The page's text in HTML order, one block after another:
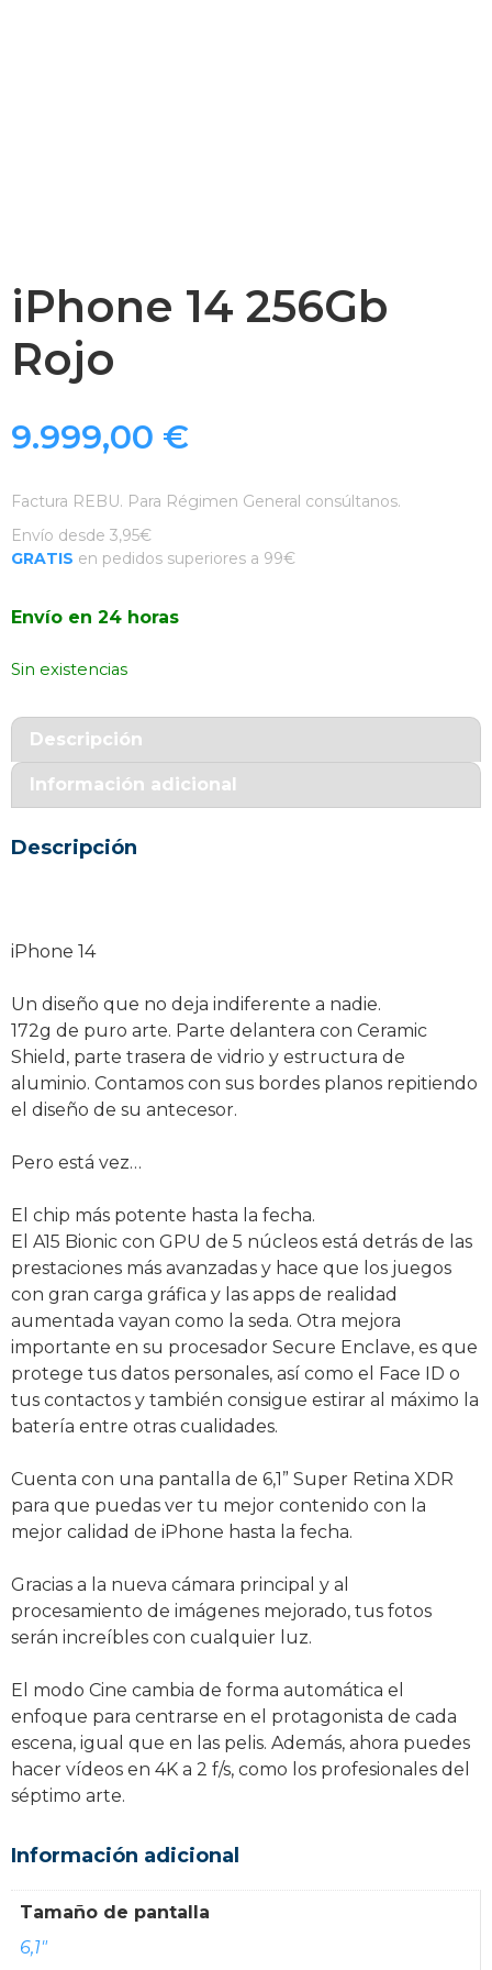
iPhone 14 256Gb
Rojo
9.999,00 €
Factura REBU. Para Régimen General consúltanos.
Envío desde 3,95€
GRATIS en pedidos superiores a 99€
Envío en 24 horas
Sin existencias
Descripción
Información adicional
Descripción
iPhone 14
Un diseño que no deja indiferente a nadie.
172g de puro arte. Parte delantera con Ceramic
Shield, parte trasera de vidrio y estructura de
aluminio. Contamos con sus bordes planos repitiendo
el diseño de su antecesor.
Pero está vez…
El chip más potente hasta la fecha.
El A15 Bionic con GPU de 5 núcleos está detrás de las
prestaciones más avanzadas y hace que los juegos
con gran carga gráfica y las apps de realidad
aumentada vayan como la seda. Otra mejora
importante en su procesador Secure Enclave, es que
protege tus datos personales, así como el Face ID o
tus contactos y también consigue estirar al máximo la
batería entre otras cualidades.
Cuenta con una pantalla de 6,1” Super Retina XDR
para que puedas ver tu mejor contenido con la
mejor calidad de iPhone hasta la fecha.
Gracias a la nueva cámara principal y al
procesamiento de imágenes mejorado, tus fotos
serán increíbles con cualquier luz.
El modo Cine cambia de forma automática el
enfoque para centrarse en el protagonista de cada
escena, igual que en las pelis. Además, ahora puedes
hacer vídeos en 4K a 2 f/s, como los profesionales del
séptimo arte.
Información adicional
Tamaño de pantalla
6,1"